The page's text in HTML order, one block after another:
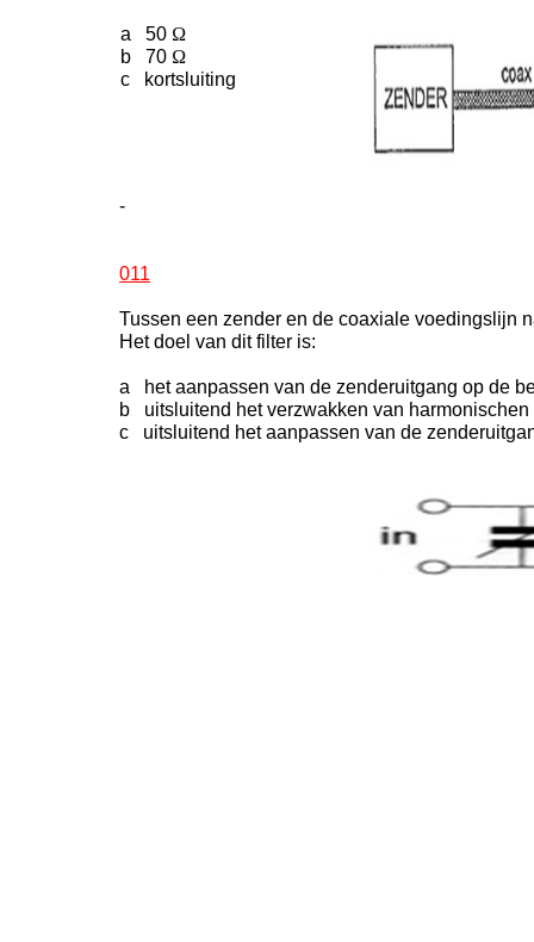
a 50 Ω
b 70 Ω
c kortsluiting
-
011
Tussen een zender en de coaxiale voedingslijn
Het doel van dit filter is:
a het aanpassen van de zenderuitgang op de
b uitsluitend het verzwakken van
c uitsluitend het aanpassen van de